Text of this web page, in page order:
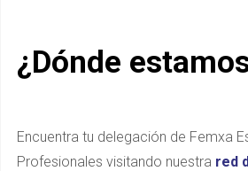
¿Dónde
Encuentra tu delegación de Femxa
Profesionales visitando nuestra red